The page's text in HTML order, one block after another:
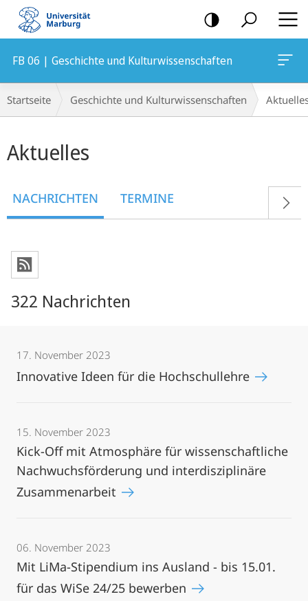
Mobile-
Navigation
FB 06 | Geschichte und Kulturwissenschaften
Breadcrumb-
Navigation
Startseite Geschichte und Kulturwissenschaften
Aktuelles
NACHRICHTEN TERMINE
322 Nachrichten
17. November 2023
Innovative Ideen für die Hochschullehre
15. November 2023
Kick-Off mit Atmosphäre für wissenschaftliche
Nachwuchsförderung und interdisziplinäre
Zusammenarbeit
06. November 2023
Mit LiMa-Stipendium ins Ausland - bis 15.01.
für das WiSe 24/25 bewerben